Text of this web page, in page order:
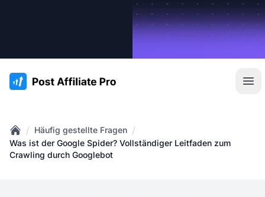
:site.title
Home
/ Häufig gestellte Fragen /
Was ist der Google Spider? Vollständiger Leitfaden zum
Crawling durch Googlebot